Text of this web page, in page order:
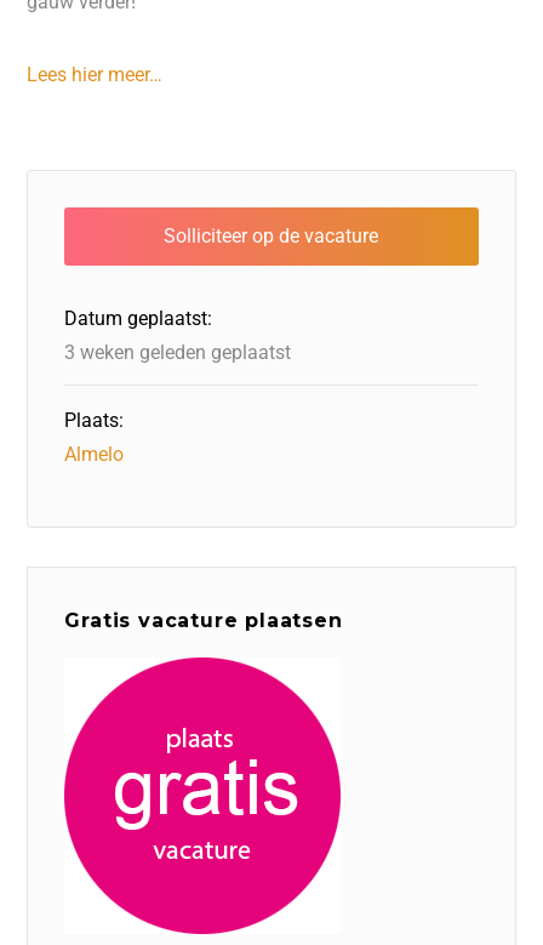
Lees hier meer…
Datum geplaatst:
3 weken geleden geplaatst
Plaats:
Almelo
Gratis vacature plaatsen